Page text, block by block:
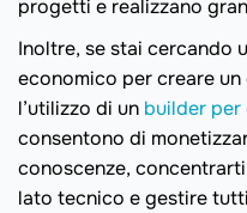
progetti e realizzano
Inoltre, se stai cercando
economico per creare
l’utilizzo di un builder
consentono di
conoscenze,
lato tecnico e gestire